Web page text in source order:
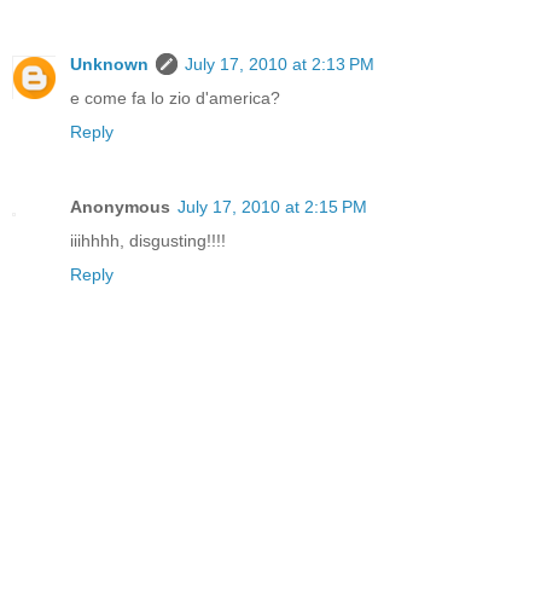
Unknown
July 17, 2010 at 2:13 PM
e come fa lo zio d'america?
Reply
Anonymous July 17, 2010 at 2:15 PM
iiihhhh, disgusting!!!!
Reply